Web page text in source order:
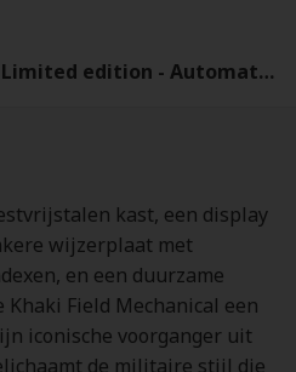
Khaki Field Call of Duty Limited edition - Automatic 38mm - H70475930
kast, een display
wijzerplaat met
en een duurzame
Khaki Field Mechanical een
iconische voorganger uit
de militaire stijl die